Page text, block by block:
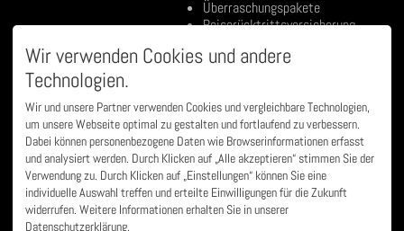
Überraschungspakete
Reiserücktrittsversicherung
uvm...
BESONDERHEITEN:
Kinder bis 3 Jahre
wohnen kostenfrei
Alle Wohnungen mit
WLAN
Keine Anzahlung bei
Buchungsabschluss nötig,
Gesamtzahlung bis 7
Mo - Fr
10:00-18:00
Sa, So
10:00-12:00
Telefonische Erreichbarkeit
für Anfragen & Anliegen
Wir verwenden Cookies und andere
Technologien.
Wir und unsere Partner verwenden Cookies und vergleichbare Technologien,
um unsere Webseite optimal zu gestalten und fortlaufend zu verbessern.
Dabei können personenbezogene Daten wie Browserinformationen erfasst
und analysiert werden. Durch Klicken auf „Alle akzeptieren“ stimmen Sie der
Verwendung zu. Durch Klicken auf „Einstellungen“ können Sie eine
individuelle Auswahl treffen und erteilte Einwilligungen für die Zukunft
widerrufen. Weitere Informationen erhalten Sie in unserer
Datenschutzerklärung.